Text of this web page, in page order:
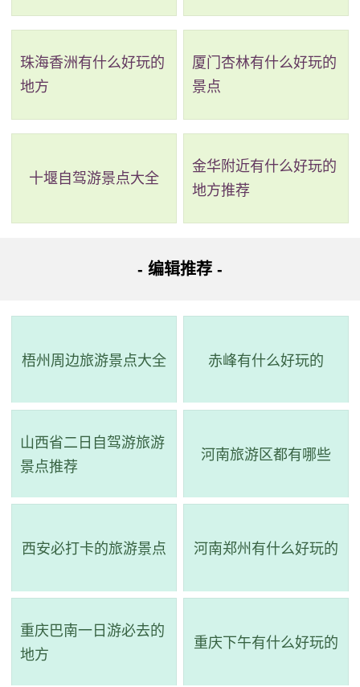
2、大连老虎滩海洋公园
地址：大连市中山区滨海中路9号
大连老虎滩海洋公园位于国家级风景名胜区——大
连南部海滨中部，占地面积118万平方米，有着4000余
米曲折海岸线。园内蓝天碧海、青山奇石和山水交融构
成了美丽的海滨风光。这里有亚洲最大的以展示珊瑚礁
中国唯一的展示极地海洋动物及极地体验场馆——极地
的马驷骥根雕艺术馆等文明全国的旅游景点。此外，还
刺激的侏罗纪激流探险、海盗船、蹦极、速降等游乐设
评级：AA
地址：辽宁省大连市瓦房店市驼山乡
骆驼山海滨森林公园位于辽宁省瓦房店市驼山乡境
珠海香洲有什么好玩的
地方
厦门杏林有什么好玩的
景点
十堰自驾游景点大全
金华附近有什么好玩的
地方推荐
- 编辑推荐 -
梧州周边旅游景点大全 赤峰有什么好玩的
山西省二日自驾游旅游
景点推荐
河南旅游区都有哪些
西安必打卡的旅游景点 河南郑州有什么好玩的
重庆巴南一日游必去的
地方
重庆下午有什么好玩的